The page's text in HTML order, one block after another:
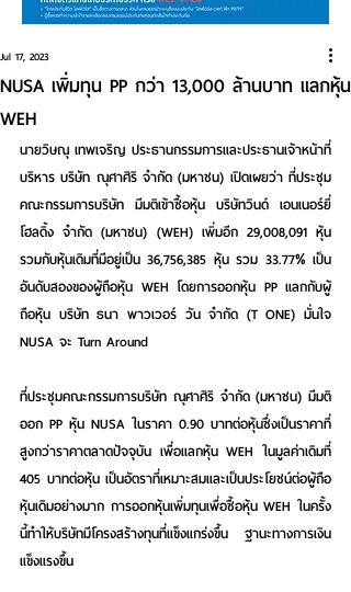
NUSA เพิ่มทุน PP กว่า 13,000 ล้านบาท แลกหุ้น
WEH
Jul 17, 2023
นายวิษณุ เทพเจริญ ประธานกรรมการและประธานเจ้าหน้าที่
บริหาร บริษัท ณุศาศิริ จำกัด (มหาชน) เปิดเผยว่า ที่ประชุม
คณะกรรมการบริษัท มีมติเข้าซื้อหุ้น บริษัทวินด์ เอนเนอร์ยี่
โฮลดิ้ง จำกัด (มหาชน) (WEH) เพิ่มอีก 29,008,091 หุ้น
รวมกับหุ้นเดิมที่มีอยู่เป็น 36,756,385 หุ้น รวม 33.77% เป็น
อันดับสองของผู้ถือหุ้น WEH โดยการออกหุ้น PP แลกกับผู้
ถือหุ้น บริษัท ธนา พาวเวอร์ วัน จำกัด (T ONE) มั่นใจ
NUSA จะ Turn Around
ที่ประชุมคณะกรรมการบริษัท ณุศาศิริ จำกัด (มหาชน) มีมติ
ออก PP หุ้น NUSA ในราคา 0.90 บาทต่อหุ้นซึ่งเป็นราคาที่
สูงกว่าราคาตลาดปัจจุบัน เพื่อแลกหุ้น WEH ในมูลค่าเดิมที่
405 บาทต่อหุ้น เป็นอัตราที่เหมาะสมและเป็นประโยชน์ต่อผู้ถือ
หุ้นเดิมอย่างมาก การออกหุ้นเพิ่มทุนเพื่อซื้อหุ้น WEH ในครั้ง
นี้ทำให้บริษัทมีโครงสร้างทุนที่แข็งแกร่งขึ้น ฐานะทางการเงิน
แข็งแรงขึ้น